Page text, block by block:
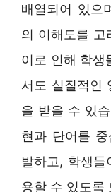
배열되어 있으
의 이해도를 고
이로 인해 학생
서도 실질적인
을 받을 수 있
현과 단어를
발하고, 학생
용할 수 있도록